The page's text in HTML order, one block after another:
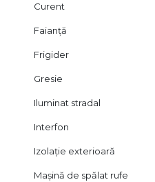
Curent
Faianță
Frigider
Gresie
Iluminat stradal
Interfon
Izolație exterioară
Mașină de spălat rufe